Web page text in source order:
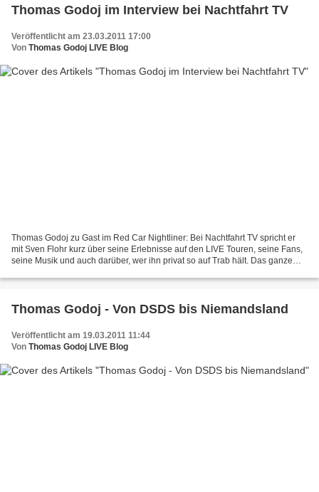
Thomas Godoj im Interview bei Nachtfahrt TV
Veröffentlicht am 23.03.2011 17:00
Von Thomas Godoj LIVE Blog
Thomas Godoj zu Gast im Red Car Nightliner: Bei Nachtfahrt TV spricht er
mit Sven Flohr kurz über seine Erlebnisse auf den LIVE Touren, seine Fans,
seine Musik und auch darüber, wer ihn privat so auf Trab hält. Das ganze
Thomas Godoj - Von DSDS bis Niemandsland
Veröffentlicht am 19.03.2011 11:44
Von Thomas Godoj LIVE Blog